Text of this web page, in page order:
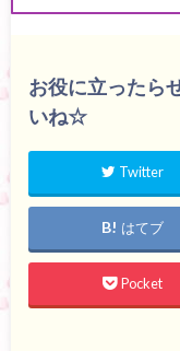
お役に立ったら
いね☆
Twitter
はてブ
Pocket